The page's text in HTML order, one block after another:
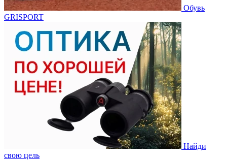
Обувь
GRISPORT
Найди
свою цель